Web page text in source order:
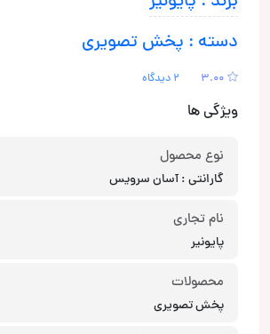
دسته : پخش تصویری
3.00 2 دیدگاه
ویژگی ها
نوع محصول
گارانتی : آسان سرویس
نام تجاری
پایونیر
محصولات
پخش تصویری